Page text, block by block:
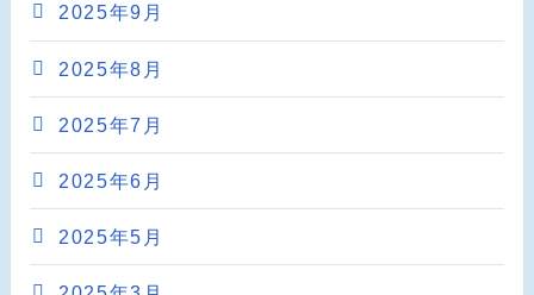
2025年9月
2025年8月
2025年7月
2025年6月
2025年5月